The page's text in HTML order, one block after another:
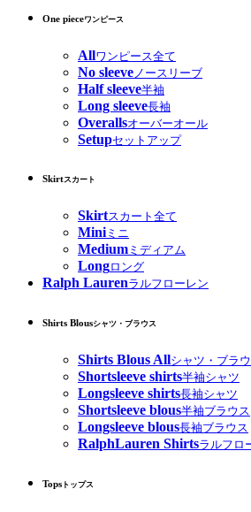
One pieceワンピース
Allワンピース全て
No sleeve ノースリーブ
Half sleeve半袖
Long sleeve長袖
Overallsオーバーオール
Setupセットアップ
Skirtスカート
Skirtスカート全て
Miniミニ
Medium ミディアム
Longロング
Ralph Laurenラルフローレン
Shirts Blousシャツ・ブラウス
Shirts Blous Allシャツ・ブラ
Shortsleeve shirts半袖シャツ
Longsleeve shirts長袖シャツ
Shortsleeve blous半袖ブラウス
Longsleeve blous長袖ブラウス
RalphLauren Shirtsラルフロ
Tops トップス